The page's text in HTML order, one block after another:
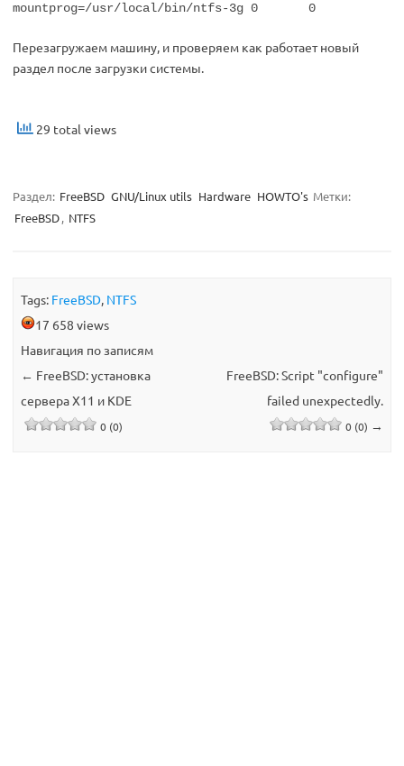
mountprog=/usr/local/bin/ntfs-3g 0 0
Перезагружаем машину, и проверяем как работает новый
раздел после загрузки системы.
29 total views
Раздел: FreeBSD GNU/Linux utils Hardware HOWTO's Метки:
FreeBSD, NTFS
Tags: FreeBSD, NTFS
17 658 views
Навигация по записям
← FreeBSD: установка
сервера X11 и KDE
0 (0)
FreeBSD: Script "configure"
failed unexpectedly.
0 (0) →